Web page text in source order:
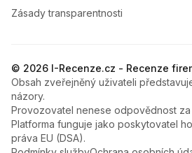
Zásady transparentnosti
© 2026 I-Recenze.cz - Recenze
Obsah zveřejněný uživateli
názory.
Provozovatel nenese odpovědnost
Platforma funguje jako poskytovatel
práva EU (DSA).